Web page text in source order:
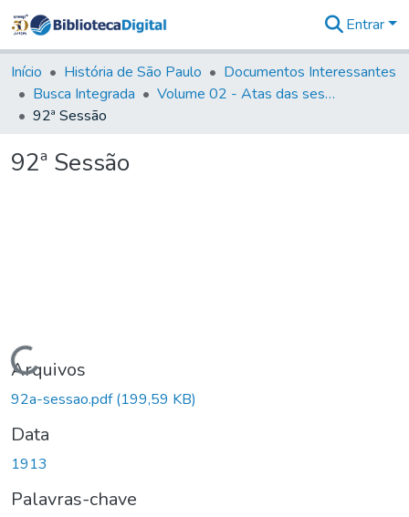
&
Coleções
Tudo na
Entrar
Início História de São Paulo
Documentos Interessantes
Busca Integrada
Volume 02 - Atas das sessões do Governo Provisório de São Paulo (1821- 22)
92ª Sessão
92ª Sessão
Carregando...
Arquivos
92a-sessao.pdf(199,59 KB)
Data
1913
Palavras-chave